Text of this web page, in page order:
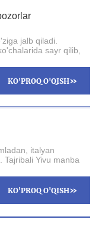
jalb qiladi.
sayr qilib,
KO'PROQ O'QISH»
italyan
Yivu manba
KO'PROQ O'QISH»